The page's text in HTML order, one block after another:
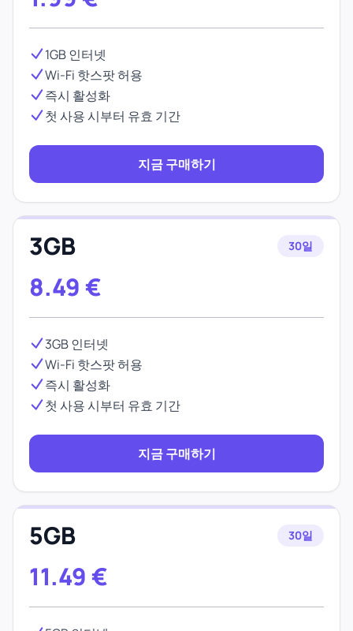
1GB 인터넷
Wi-Fi 핫스팟 허용
즉시 활성화
첫 사용 시부터 유효 기간
지금 구매하기
3GB 30일
8.49 €
3GB 인터넷
Wi-Fi 핫스팟 허용
즉시 활성화
첫 사용 시부터 유효 기간
지금 구매하기
5GB 30일
11.49 €